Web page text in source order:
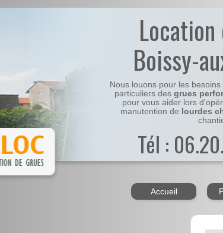
Boissy-
Nous louons pour les
particuliers des grues
pour vous aider lors
manutention de lourdes
Tél :
Accueil